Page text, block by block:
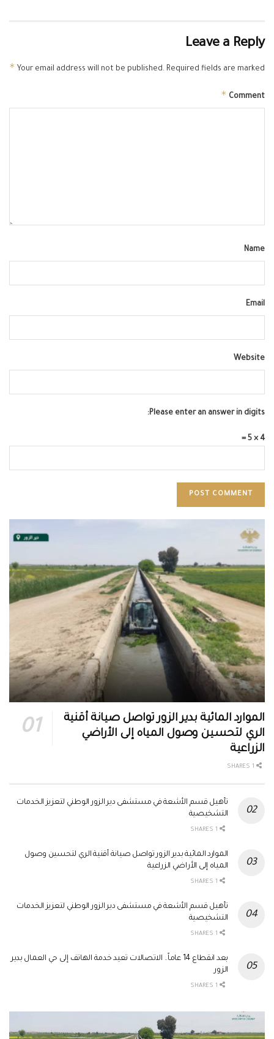
Leave a Reply
Your email address will not be published. Required fields are marked
*
Comment
*
Name
Email
Website
Please enter an answer in digits:
4 × 5 =
الموارد المائية بدير الزور تواصل صيانة أقنية
الري لتحسين وصول المياه إلى الأراضي
الزراعية
تأهيل قسم الأشعة في مستشفى دير الزور الوطني لتعزيز الخدمات
التشخيصية
الموارد المائية بدير الزور تواصل صيانة أقنية الري لتحسين وصول
المياه إلى الأراضي الزراعية
تأهيل قسم الأشعة في مستشفى دير الزور الوطني لتعزيز الخدمات
التشخيصية
بعد انقطاع 14 عاماً.. الاتصالات تعيد خدمة الهاتف إلى حي العمال بدير
الزور